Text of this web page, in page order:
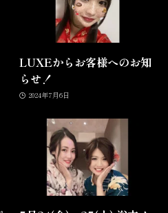
LUXEからお客様へのお知
らせ！
2024年7月6日